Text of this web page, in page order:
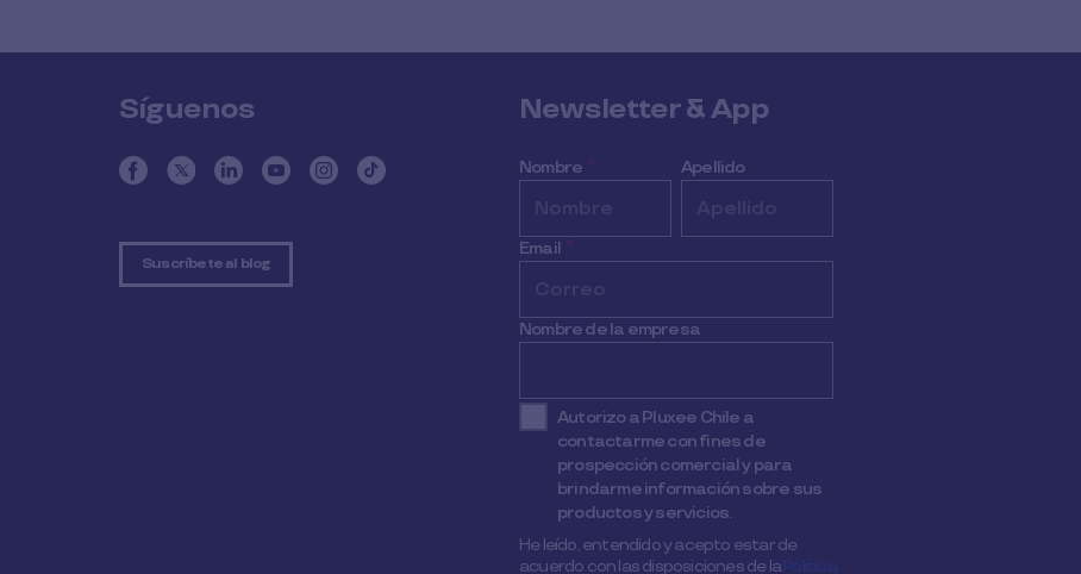
Síguenos
Suscríbete al blog
Newsletter & App
Nombre * Apellido
Email *
Nombre de la empresa
Autorizo a Pluxee Chile a
contactarme con fines de
prospección comercial y para
brindarme información sobre sus
productos y servicios.
He leído, entendido y acepto estar de
acuerdo con las disposiciones de laPolítica